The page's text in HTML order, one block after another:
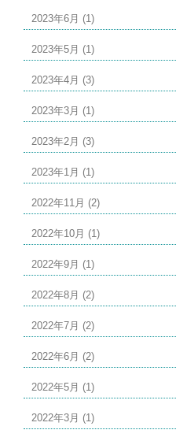
2023年6月 (1)
2023年5月 (1)
2023年4月 (3)
2023年3月 (1)
2023年2月 (3)
2023年1月 (1)
2022年11月 (2)
2022年10月 (1)
2022年9月 (1)
2022年8月 (2)
2022年7月 (2)
2022年6月 (2)
2022年5月 (1)
2022年3月 (1)